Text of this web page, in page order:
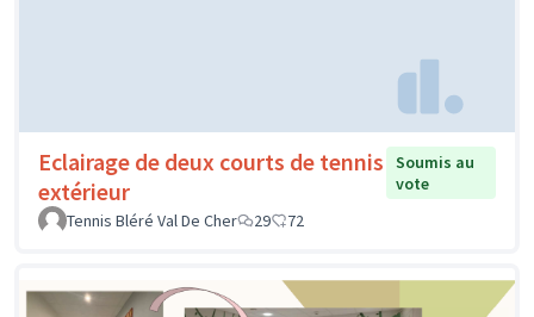
Eclairage de deux courts de tennis
extérieur
Soumis au
vote
Tennis Bléré Val De Cher
29 72